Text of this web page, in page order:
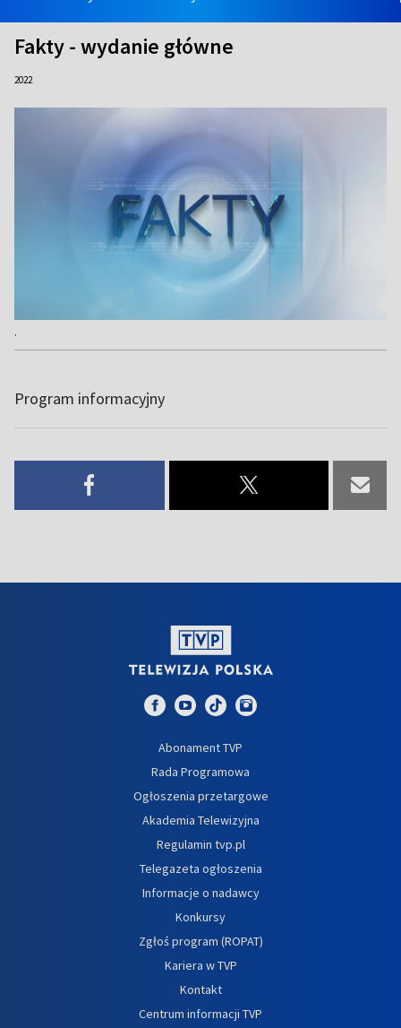
Fakty - wydanie główne
2022
.
Program informacyjny
Abonament TVP
Rada Programowa
Ogłoszenia przetargowe
Akademia Telewizyjna
Regulamin tvp.pl
Telegazeta ogłoszenia
Informacje o nadawcy
Konkursy
Zgłoś program (ROPAT)
Kariera w TVP
Kontakt
Centrum informacji TVP